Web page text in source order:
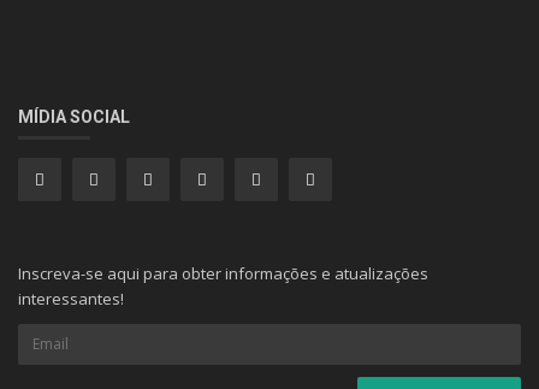
MÍDIA SOCIAL
Inscreva-se aqui para obter informações e atualizações
interessantes!